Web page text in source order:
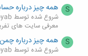
S همه چیز درباره
شروع شده توسط seoyab
معرفی سایت های
S همه چیز درباره
شروع شده توسط seoyab